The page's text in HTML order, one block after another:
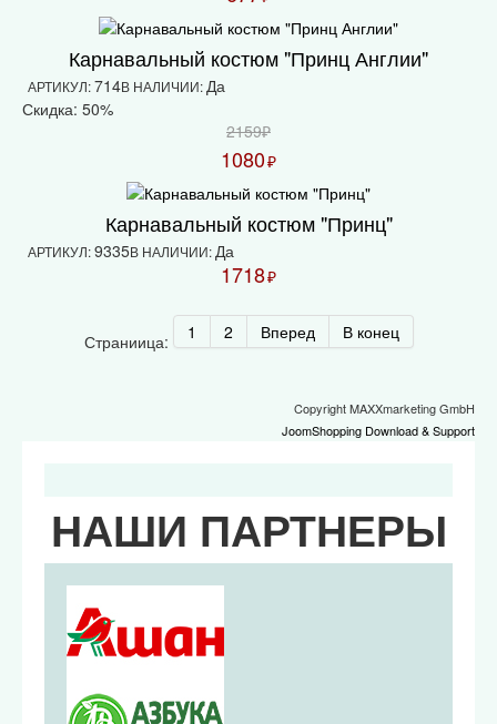
Карнавальный костюм "Принц Англии"
АРТИКУЛ:714В НАЛИЧИИ: Да
Скидка: 50%
2159₽
1080₽
Карнавальный костюм "Принц"
АРТИКУЛ:9335В НАЛИЧИИ:Да
1718₽
Страниица: 1 2 Вперед В конец
Copyright MAXXmarketing GmbH
JoomShopping Download & Support
НАШИ ПАРТНЕРЫ